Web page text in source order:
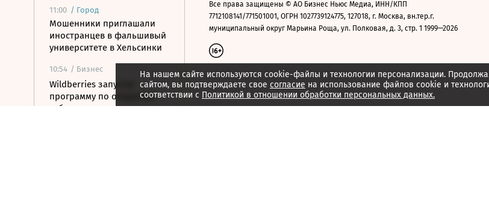
11:00 / Город
Мошенники приглашали
иностранцев в фальшивый
университете в Хельсинки
10:54 / Бизнес
Wildberries запустит
программу по открытию
хабов для хранения
На нашем сайте используются cookie-файлы и технологии персонализации.
сайтом, вы подтверждаете свое согласие на использование файлов cookie и
соответствии с Политикой в отношении обработки персональных данных.
Все права защищены © АО Бизнес Ньюс Медиа, ИНН/КПП
7712108141/771501001, ОГРН 1027739124775, 127018, г. Москва, вн.тер.г.
муниципальный округ Марьина Роща, ул. Полковая, д. 3, стр. 1 1999—2026